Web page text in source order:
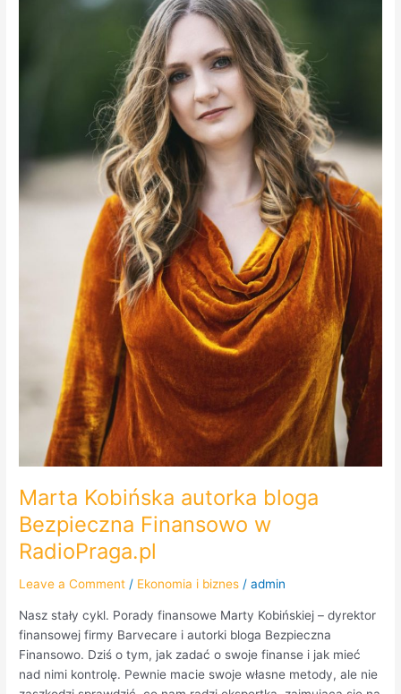
Marta Kobińska autorka bloga
Bezpieczna Finansowo w
RadioPraga.pl
Leave a Comment / Ekonomia i biznes /admin
Nasz stały cykl. Porady finansowe Marty Kobińskiej – dyrektor
finansowej firmy Barvecare i autorki bloga Bezpieczna
Finansowo. Dziś o tym, jak zadać o swoje finanse i jak mieć
nad nimi kontrolę. Pewnie macie swoje własne metody, ale nie
Bezpieczna